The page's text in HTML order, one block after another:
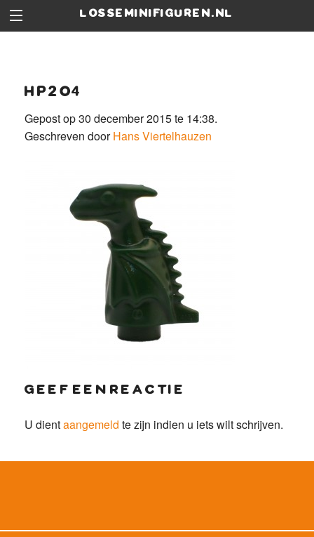
losseminifiguren.nl
hp204
Gepost op 30 december 2015 te 14:38.
Geschreven doorHans Viertelhauzen
geef een reactie
U dientaangemeld te zijn indien u iets wilt schrijven.